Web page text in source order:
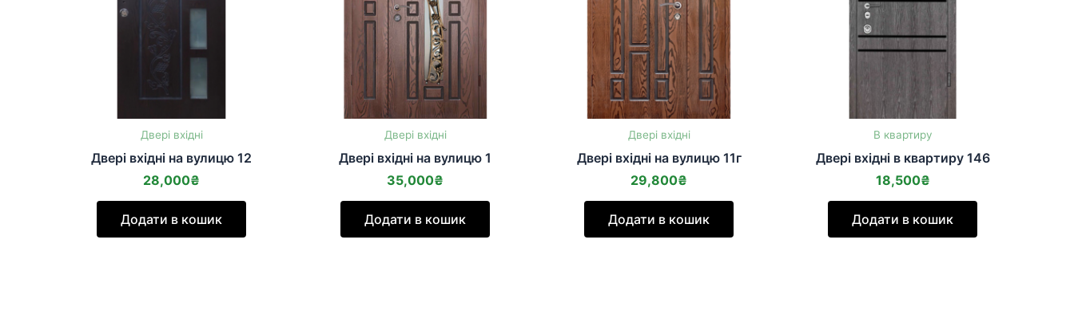
Двері вхідні
Двері вхідні на вулицю 12
28,000₴
Додати в кошик
Двері вхідні
Двері вхідні на вулицю 1
35,000₴
Додати в кошик
Двері вхідні
Двері вхідні на вулицю 11г
29,800₴
Додати в кошик
В квартиру
Двері вхідні в квартиру 146
18,500₴
Додати в кошик